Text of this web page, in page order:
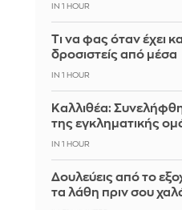
IN 1 HOUR
Τι να φας όταν έχει
δροσιστείς από μέσα
IN 1 HOUR
Καλλιθέα:
της εγκληματικής
IN 1 HOUR
Δουλεύεις από το
τα λάθη πριν σου